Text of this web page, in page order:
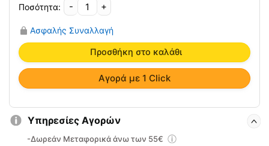
Αγορά με 1 Click
-
Απλή
Eλαστική
Eπιστραγαλίδα
PREMIUM
ELASTIC
ANKLE
Ortholand
+
Ασφαλής Συναλλαγή
Προσθήκη στο καλάθι
Υπηρεσίες Αγορών
-Δωρεάν Μεταφορικά άνω των 55€